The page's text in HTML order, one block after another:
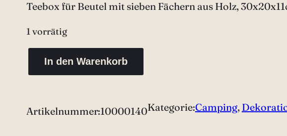
Teebox für Beutel mit sieben Fächern aus Holz,
1 vorrätig
e
b
In den Warenkorb
Artikelnummer:10000140Kategorie:Camping,